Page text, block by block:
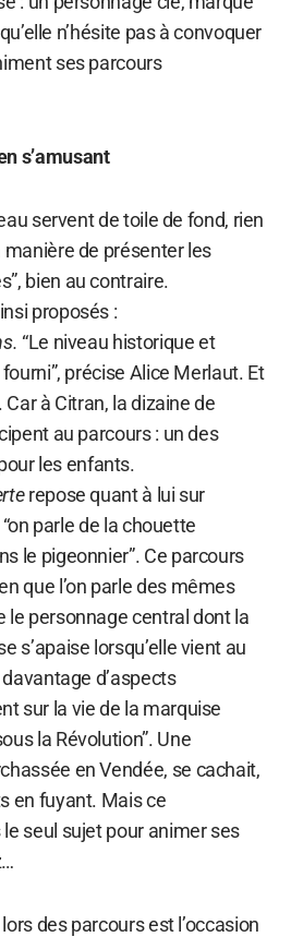
n’hésite pas à convoquer
ses parcours
s’amusant
servent de toile de fond, rien
manière de présenter les
bien au contraire.
proposés :
“Le niveau historique et
précise Alice Merlaut. Et
Car à Citran, la dizaine de
au parcours : un des
les enfants.
repose quant à lui sur
parle de la chouette
le pigeonnier”. Ce parcours
que l’on parle des mêmes
le personnage central dont la
s’apaise lorsqu’elle vient au
d’aspects
sur la vie de la marquise
la Révolution”. Une
en Vendée, se cachait,
en fuyant. Mais ce
le seul sujet pour animer ses
des parcours est l’occasion